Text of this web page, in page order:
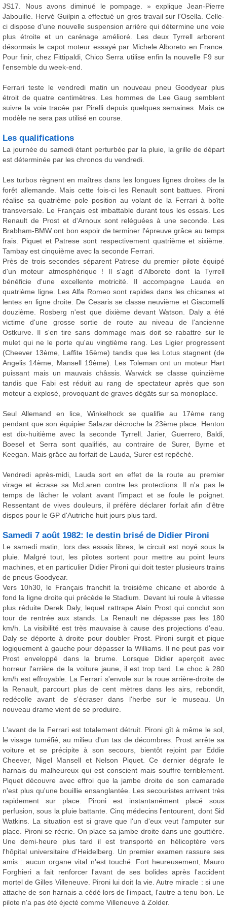
JS17. Nous avons diminué le pompage. » explique Jean-Pierre
Jabouille. Hervé Guilpin a effectué un gros travail sur l'Osella. Celle-
ci dispose d'une nouvelle suspension arrière qui détermine une voie
plus étroite et un carénage amélioré. Les deux Tyrrell arborent
désormais le capot moteur essayé par Michele Alboreto en France.
Pour finir, chez Fittipaldi, Chico Serra utilise enfin la nouvelle F9 sur
l'ensemble du week-end.
Ferrari teste le vendredi matin un nouveau pneu Goodyear plus
étroit de quatre centimètres. Les hommes de Lee Gaug semblent
suivre la voie tracée par Pirelli depuis quelques semaines. Mais ce
modèle ne sera pas utilisé en course.
Les qualifications
La journée du samedi étant perturbée par la pluie, la grille de départ
est déterminée par les chronos du vendredi.
Les turbos règnent en maîtres dans les longues lignes droites de la
forêt allemande. Mais cette fois-ci les Renault sont battues. Pironi
réalise sa quatrième pole position au volant de la Ferrari à boîte
transversale. Le Français est imbattable durant tous les essais. Les
Renault de Prost et d'Arnoux sont reléguées à une seconde. Les
Brabham-BMW ont bon espoir de terminer l'épreuve grâce au temps
frais. Piquet et Patrese sont respectivement quatrième et sixième.
Tambay est cinquième avec la seconde Ferrari.
Près de trois secondes séparent Patrese du premier pilote équipé
d'un moteur atmosphérique ! Il s'agit d'Alboreto dont la Tyrrell
bénéficie d'une excellente motricité. Il accompagne Lauda en
quatrième ligne. Les Alfa Romeo sont rapides dans les chicanes et
lentes en ligne droite. De Cesaris se classe neuvième et Giacomelli
douzième. Rosberg n'est que dixième devant Watson. Daly a été
victime d'une grosse sortie de route au niveau de l'ancienne
Ostkurve. Il s'en tire sans dommage mais doit se rabattre sur le
mulet qui ne le porte qu'au vingtième rang. Les Ligier progressent
(Cheever 13ème, Laffite 16ème) tandis que les Lotus stagnent (de
Angelis 14ème, Mansell 19ème). Les Toleman ont un moteur Hart
puissant mais un mauvais châssis. Warwick se classe quinzième
tandis que Fabi est réduit au rang de spectateur après que son
moteur a explosé, provoquant de graves dégâts sur sa monoplace.
Seul Allemand en lice, Winkelhock se qualifie au 17ème rang
pendant que son équipier Salazar décroche la 23ème place. Henton
est dix-huitième avec la seconde Tyrrell. Jarier, Guerrero, Baldi,
Boesel et Serra sont qualifiés, au contraire de Surer, Byrne et
Keegan. Mais grâce au forfait de Lauda, Surer est repêché.
Vendredi après-midi, Lauda sort en effet de la route au premier
virage et écrase sa McLaren contre les protections. Il n'a pas le
temps de lâcher le volant avant l'impact et se foule le poignet.
Ressentant de vives douleurs, il préfère déclarer forfait afin d'être
dispos pour le GP d'Autriche huit jours plus tard.
Samedi 7 août 1982: le destin brisé de Didier Pironi
Le samedi matin, lors des essais libres, le circuit est noyé sous la
pluie. Malgré tout, les pilotes sortent pour mettre au point leurs
machines, et en particulier Didier Pironi qui doit tester plusieurs trains
de pneus Goodyear.
Vers 10h30, le Français franchit la troisième chicane et aborde à
fond la ligne droite qui précède le Stadium. Devant lui roule à vitesse
plus réduite Derek Daly, lequel rattrape Alain Prost qui conclut son
tour de rentrée aux stands. La Renault ne dépasse pas les 180
km/h. La visibilité est très mauvaise à cause des projections d'eau.
Daly se déporte à droite pour doubler Prost. Pironi surgit et pique
logiquement à gauche pour dépasser la Williams. Il ne peut pas voir
Prost enveloppé dans la brume. Lorsque Didier aperçoit avec
horreur l'arrière de la voiture jaune, il est trop tard. Le choc à 280
km/h est effroyable. La Ferrari s'envole sur la roue arrière-droite de
la Renault, parcourt plus de cent mètres dans les airs, rebondit,
redécolle avant de s'écraser dans l'herbe sur le museau. Un
nouveau drame vient de se produire.
L'avant de la Ferrari est totalement détruit. Pironi gît à même le sol,
le visage tuméfié, au milieu d'un tas de décombres. Prost arrête sa
voiture et se précipite à son secours, bientôt rejoint par Eddie
Cheever, Nigel Mansell et Nelson Piquet. Ce dernier dégrafe le
harnais du malheureux qui est conscient mais souffre terriblement.
Piquet découvre avec effroi que la jambe droite de son camarade
n'est plus qu'une bouillie ensanglantée. Les secouristes arrivent très
rapidement sur place. Pironi est instantanément placé sous
perfusion, sous la pluie battante. Cinq médecins l'entourent, dont Sid
Watkins. La situation est si grave que l'un d'eux veut l'amputer sur
place. Pironi se récrie. On place sa jambe droite dans une gouttière.
Une demi-heure plus tard il est transporté en hélicoptère vers
l'hôpital universitaire d'Heidelberg. Un premier examen rassure ses
amis : aucun organe vital n'est touché. Fort heureusement, Mauro
Forghieri a fait renforcer l'avant de ses bolides après l'accident
mortel de Gilles Villeneuve. Pironi lui doit la vie. Autre miracle : si une
attache de son harnais a cédé lors de l'impact, l'autre a tenu bon. Le
pilote n'a pas été éjecté comme Villeneuve à Zolder.